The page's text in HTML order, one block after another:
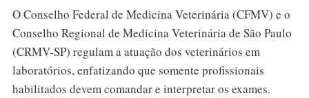
O Conselho Federal de Medicina Veterinária (CFMV) e o
Conselho Regional de Medicina Veterinária de São Paulo
(CRMV-SP) regulam a atuação dos veterinários em
laboratórios, enfatizando que somente profissionais
habilitados devem comandar e interpretar os exames.